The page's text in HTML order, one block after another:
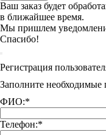
Ваш заказ будет
в ближайшее время.
Мы пришлем
Спасибо!
Регистрация
Заполните необходимые
ФИО:*
Телефон:*